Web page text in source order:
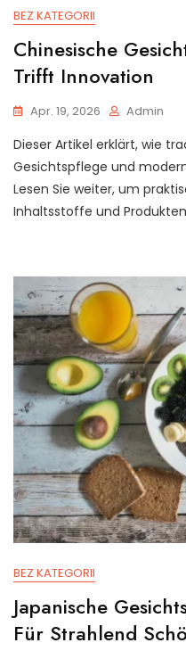
BEZ KATEGORII
Chinesische
Trifft Innovation
Apr. 19, 2026 Admin
Dieser Artikel erklärt, wie
Gesichtspflege und
Lesen Sie weiter, um
Inhaltsstoffe und
BEZ KATEGORII
Japanische
Für Strahlend